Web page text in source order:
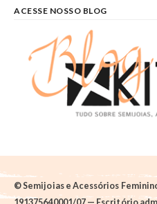
ACESSE NOSSO BLOG
© Semijoias e Acessórios